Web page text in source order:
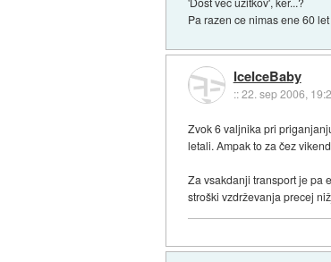
Pa razen ce nimas ene 60
IceIceBaby
::22. sep 2006,
Zvok 6 valjnika pri
letali. Ampak to za čez
Za vsakdanji transport je pa
stroški vzdrževanja precej